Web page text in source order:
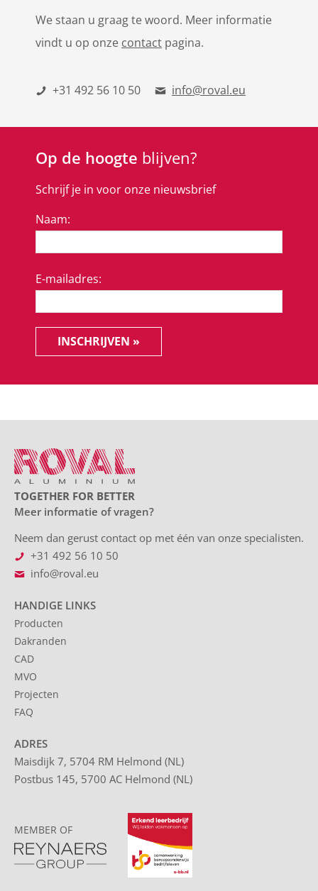
We staan u graag te woord. Meer informatie
vindt u op onze contact pagina.
+31 492 56 10 50 info@roval.eu
Op de hoogte blijven?
Schrijf je in voor onze nieuwsbrief
Naam:
E-mailadres:
INSCHRIJVEN »
TOGETHER FOR BETTER
Meer informatie of vragen?
Neem dan gerust contact op met één van onze specialisten.
+31 492 56 10 50
info@roval.eu
HANDIGE LINKS
Producten
Dakranden
CAD
MVO
Projecten
FAQ
ADRES
Maisdijk 7, 5704 RM Helmond (NL)
Postbus 145, 5700 AC Helmond (NL)
MEMBER OF